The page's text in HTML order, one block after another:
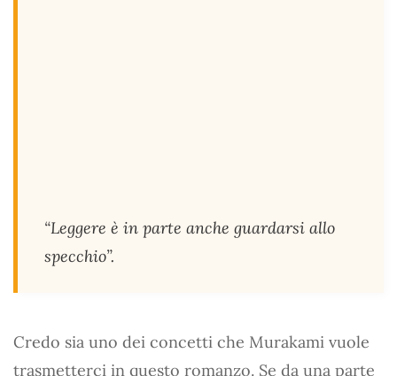
“Leggere è in parte anche guardarsi allo
specchio”.
Credo sia uno dei concetti che Murakami vuole
trasmetterci in questo romanzo. Se da una parte